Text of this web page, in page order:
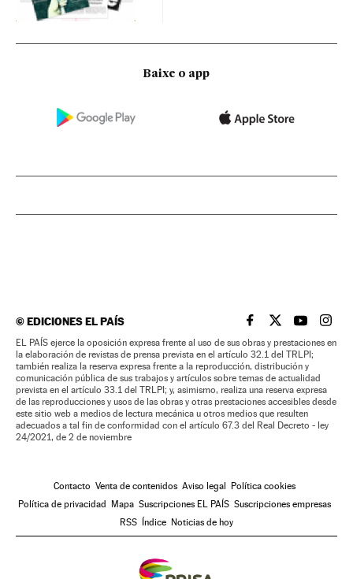
Baixe o app
©EDICIONES EL PAÍS EL PAÍS BRASIL EN
EL PAÍSEL PAÍS
EL
EL PAÍS ejerce la oposición expresa frente al uso de sus obras y prestaciones en
la elaboración de revistas de prensa prevista en el artículo 32.1 del TRLPI;
también realiza la reserva expresa frente a la reproducción, distribución y
comunicación pública de sus trabajos y artículos sobre temas de actualidad
prevista en el artículo 33.1 del TRLPI; y, asimismo, realiza una reserva expresa
de las reproducciones y usos de las obras y otras prestaciones accesibles desde
este sitio web a medios de lectura mecánica u otros medios que resulten
adecuados a tal fin de conformidad con el artículo 67.3 del Real Decreto - ley
24/2021, de 2 de noviembre
Contacto Venta de contenidos Aviso legal Política cookies
Política de privacidad Mapa Suscripciones EL PAÍS Suscripciones empresas
RSS Índice Noticias de hoy